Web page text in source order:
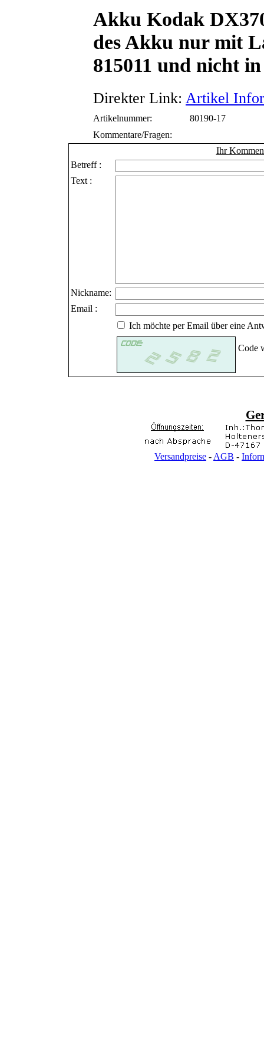
Akku Kodak
des Akku nur mit
815011 und nicht
Direkter Link: Artikel
Artikelnummer:
80190-17
Kommentare/Fragen:
Ihr
Betreff :
Text :
Nickname:
Email :
Ich möchte per Email über eine
Code
Versandpreise - AGB -